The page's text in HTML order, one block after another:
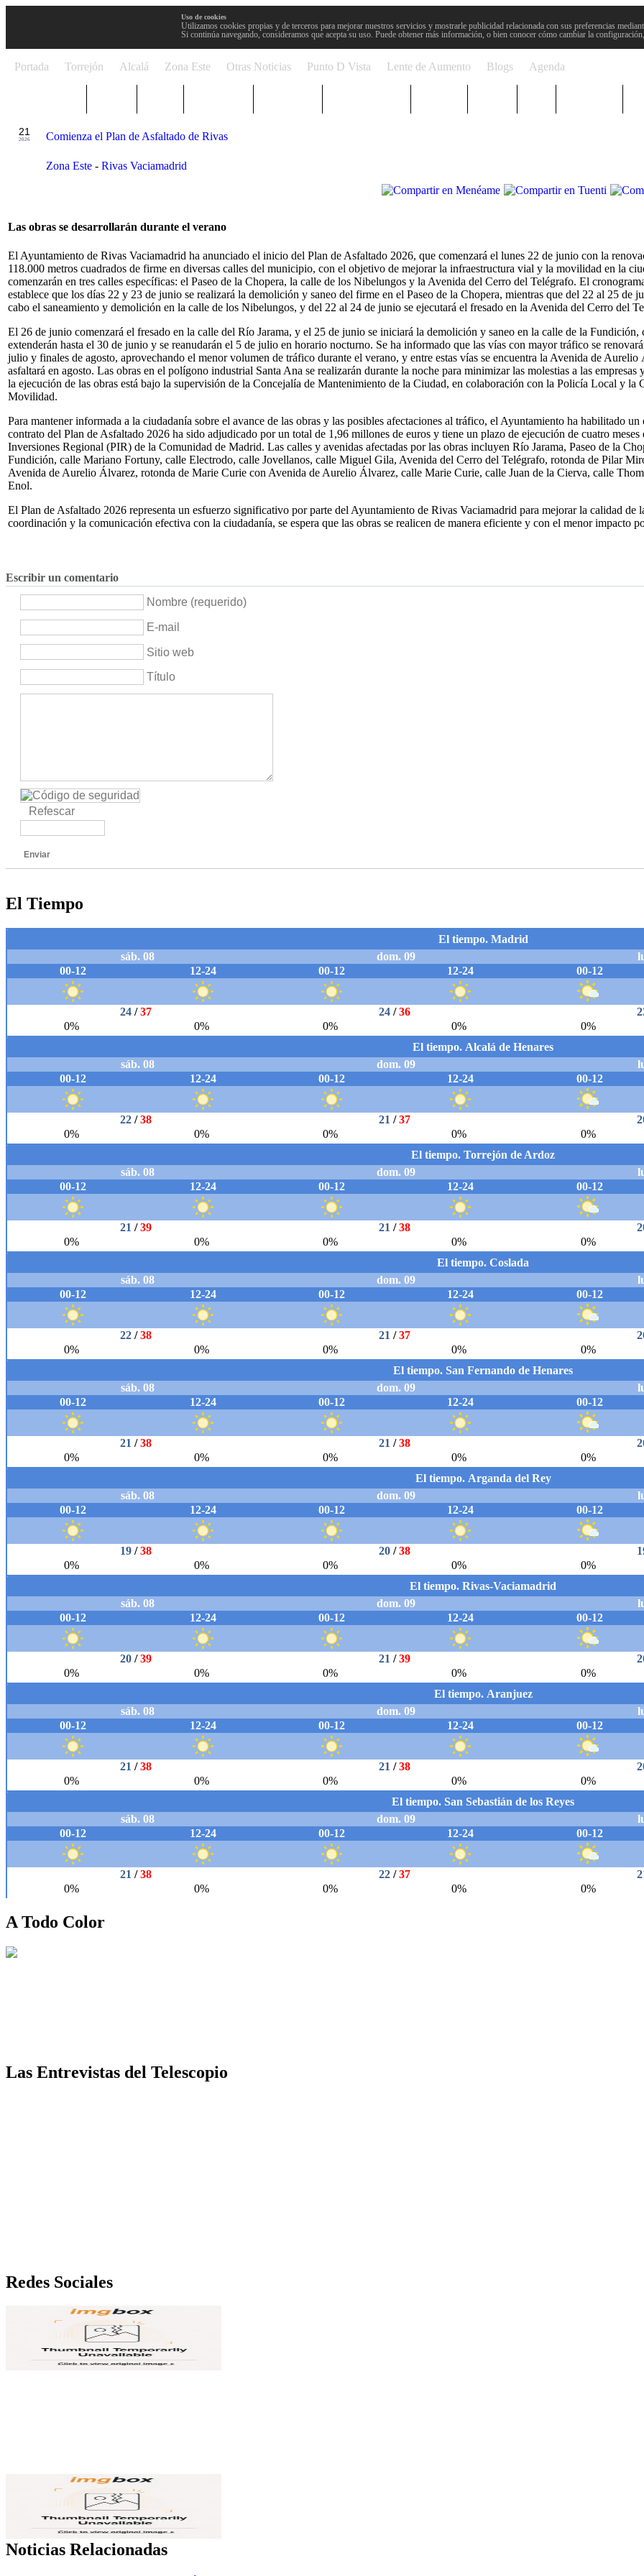
Uso de cookies
Utilizamos cookies propias y de terceros para mejorar nuestros servicios y mostrarle publicidad relacionada con sus preferencias
Si continúa navegando, consideramos que acepta su uso. Puede obtener más información, o bien conocer cómo cambiar la
Portada Torrejón Alcalá Zona Este Otras Noticias Punto D Vista Lente de Aumento Blogs Agenda
21
2026 Comienza el Plan de Asfaltado de Rivas
Zona Este - Rivas Vaciamadrid
Las obras se desarrollarán durante el verano
El Ayuntamiento de Rivas Vaciamadrid ha anunciado el inicio del Plan de Asfaltado 2026, que comenzará el lunes 22 de junio con la
118.000 metros cuadrados de firme en diversas calles del municipio, con el objetivo de mejorar la infraestructura vial y la movilidad en la
comenzarán en tres calles específicas: el Paseo de la Chopera, la calle de los Nibelungos y la Avenida del Cerro del Telégrafo. El
establece que los días 22 y 23 de junio se realizará la demolición y saneo del firme en el Paseo de la Chopera, mientras que del 22 al 25 de
cabo el saneamiento y demolición en la calle de los Nibelungos, y del 22 al 24 de junio se ejecutará el fresado en la Avenida del Cerro del
El 26 de junio comenzará el fresado en la calle del Río Jarama, y el 25 de junio se iniciará la demolición y saneo en la calle de la Fundición,
extenderán hasta el 30 de junio y se reanudarán el 5 de julio en horario nocturno. Se ha informado que las vías con mayor tráfico se
julio y finales de agosto, aprovechando el menor volumen de tráfico durante el verano, y entre estas vías se encuentra la Avenida de Aurelio
asfaltará en agosto. Las obras en el polígono industrial Santa Ana se realizarán durante la noche para minimizar las molestias a las empresas
la ejecución de las obras está bajo la supervisión de la Concejalía de Mantenimiento de la Ciudad, en colaboración con la Policía Local y la
Movilidad.
Para mantener informada a la ciudadanía sobre el avance de las obras y las posibles afectaciones al tráfico, el Ayuntamiento ha habilitado
contrato del Plan de Asfaltado 2026 ha sido adjudicado por un total de 1,96 millones de euros y tiene un plazo de ejecución de cuatro
Inversiones Regional (PIR) de la Comunidad de Madrid. Las calles y avenidas afectadas por las obras incluyen Río Jarama, Paseo de la
Fundición, calle Mariano Fortuny, calle Electrodo, calle Jovellanos, calle Miguel Gila, Avenida del Cerro del Telégrafo, rotonda de Pilar
Avenida de Aurelio Álvarez, rotonda de Marie Curie con Avenida de Aurelio Álvarez, calle Marie Curie, calle Juan de la Cierva, calle
Enol.
El Plan de Asfaltado 2026 representa un esfuerzo significativo por parte del Ayuntamiento de Rivas Vaciamadrid para mejorar la calidad
coordinación y la comunicación efectiva con la ciudadanía, se espera que las obras se realicen de manera eficiente y con el menor impacto
Escribir un comentario
Nombre (requerido)
E-mail
Sitio web
Título
Refescar
Enviar
El Tiempo
A Todo Color
Las Entrevistas del Telescopio
Redes Sociales
Noticias Relacionadas